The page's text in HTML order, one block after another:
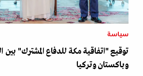
سياسة
توقيع "اتفاقية مكة للدفاع المشترك"
وباكستان وتركيا